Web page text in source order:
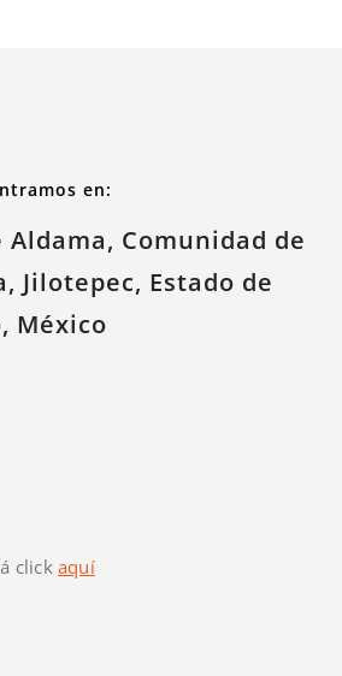
en:
Aldama, Comunidad de
Jilotepec, Estado de
México
click aquí